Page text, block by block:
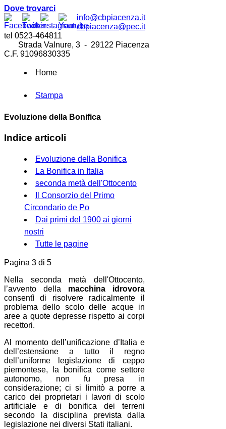
Dove trovarci
info@cbpiacenza.it
cbpiacenza@pec.it
tel 0523-464811
Strada Valnure, 3 - 29122 Piacenza
C.F. 91096830335
Home
Stampa
Evoluzione della Bonifica
Indice articoli
Evoluzione della Bonifica
La Bonifica in Italia
seconda metà dell'Ottocento
Il Consorzio del Primo
Circondario de Po
Dai primi del 1900 ai giorni
nostri
Tutte le pagine
Pagina 3 di 5
Nella seconda metà dell'Ottocento,
l’avvento della macchina idrovora
consentì di risolvere radicalmente il
problema dello scolo delle acque in
aree a quote depresse rispetto ai corpi
recettori.
Al momento dell’unificazione d’Italia e
dell’estensione a tutto il regno
dell’uniforme legislazione di ceppo
piemontese, la bonifica come settore
autonomo, non fu presa in
considerazione; ci si limitò a porre a
carico dei proprietari i lavori di scolo
artificiale e di bonifica dei terreni
secondo la disciplina prevista dalla
legislazione nei diversi Stati italiani.